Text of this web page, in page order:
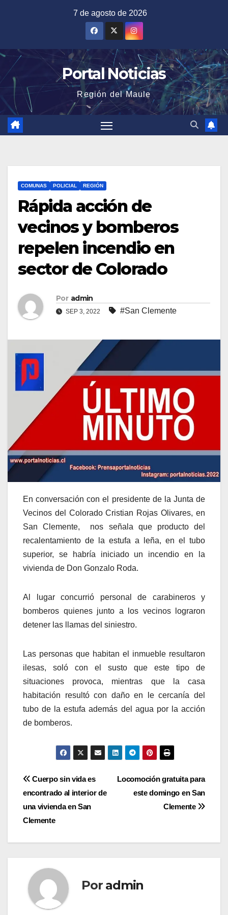
7 de agosto de 2026
Portal Noticias
Región del Maule
COMUNAS POLICIAL REGIÓN
Rápida acción de
vecinos y bomberos
repelen incendio en
sector de Colorado
Por admin
SEP 3, 2022 #San Clemente
En conversación con el presidente de la Junta de
Vecinos del Colorado Cristian Rojas Olivares, en
San Clemente, nos señala que producto del
recalentamiento de la estufa a leña, en el tubo
superior, se habría iniciado un incendio en la
vivienda de Don Gonzalo Roda.
Al lugar concurrió personal de carabineros y
bomberos quienes junto a los vecinos lograron
detener las llamas del siniestro.
Las personas que habitan el inmueble resultaron
ilesas, soló con el susto que este tipo de
situaciones provoca, mientras que la casa
habitación resultó con daño en le cercanía del
tubo de la estufa además del agua por la acción
de bomberos.
Navegación
de
entradas
Locomoción gratuita para
este domingo en San
Clemente
Cuerpo sin vida es
encontrado al interior de
una vivienda en San
Clemente
Por admin